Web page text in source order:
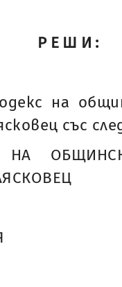
РЕШИ:
на
със
НА